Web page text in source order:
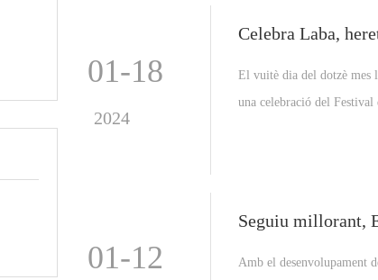
d'equips de fosa d'alumini,
producció i el control de
01-18
2024
El vuitè dia del dotzè mes
una celebració del
01-12
Amb el desenvolupament